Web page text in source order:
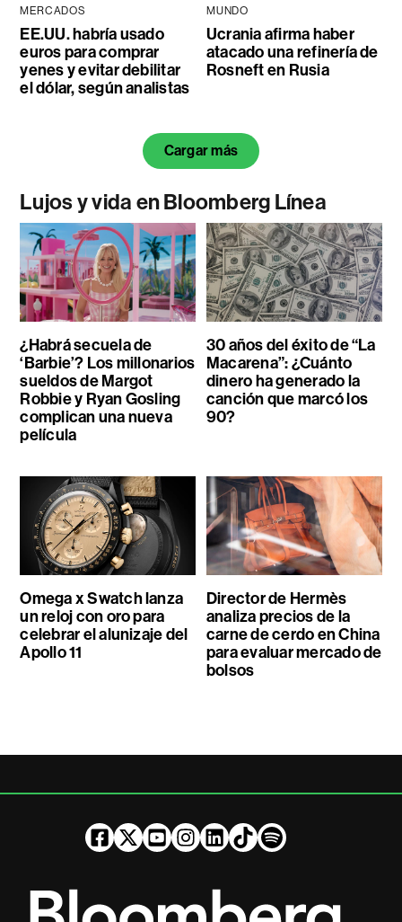
MERCADOS
EE.UU. habría usado
euros para comprar
yenes y evitar debilitar
el dólar, según analistas
MUNDO
Ucrania afirma haber
atacado una refinería de
Rosneft en Rusia
Cargar más
Lujos y vida en Bloomberg Línea
¿Habrá secuela de
‘Barbie’? Los millonarios
sueldos de Margot
Robbie y Ryan Gosling
complican una nueva
película
30 años del éxito de “La
Macarena”: ¿Cuánto
dinero ha generado la
canción que marcó los
90?
Omega x Swatch lanza
un reloj con oro para
celebrar el alunizaje del
Apollo 11
Director de Hermès
analiza precios de la
carne de cerdo en China
para evaluar mercado de
bolsos